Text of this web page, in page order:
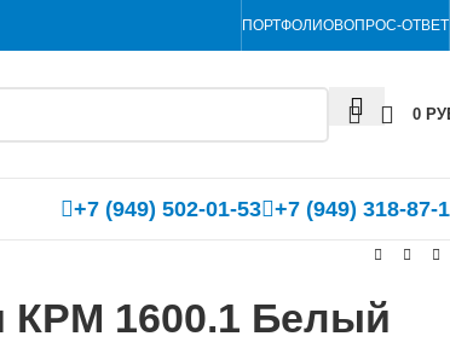
ПОРТФОЛИОВОПРОС-ОТВЕТ
0
+7 (949) 502-01-53 +7 (949) 318-87-
КРМ 1600.1 Белый